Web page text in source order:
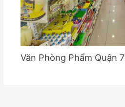
Văn Phòng Phẩm Quận 7